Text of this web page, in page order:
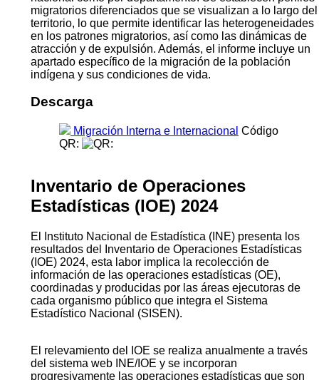
migratorios diferenciados que se visualizan a lo largo del
territorio, lo que permite identificar las heterogeneidades
en los patrones migratorios, así como las dinámicas de
atracción y de expulsión. Además, el informe incluye un
apartado específico de la migración de la población
indígena y sus condiciones de vida.
Descarga
Migración Interna e Internacional Código
QR:
Inventario de Operaciones
Estadísticas (IOE) 2024
El Instituto Nacional de Estadística (INE) presenta los
resultados del Inventario de Operaciones Estadísticas
(IOE) 2024, esta labor implica la recolección de
información de las operaciones estadísticas (OE),
coordinadas y producidas por las áreas ejecutoras de
cada organismo público que integra el Sistema
Estadístico Nacional (SISEN).
El relevamiento del IOE se realiza anualmente a través
del sistema web INE/IOE y se incorporan
progresivamente las operaciones estadísticas que son